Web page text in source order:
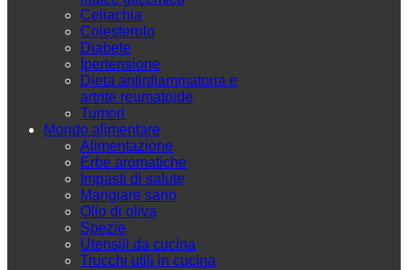
Celiachia
Colesterolo
Diabete
Ipertensione
Dieta antinfiammatoria e
artrite reumatoide
Tumori
Mondo alimentare
Alimentazione
Erbe aromatiche
Impasti di salute
Mangiare sano
Olio di oliva
Spezie
Utensili da cucina
Trucchi utili in cucina